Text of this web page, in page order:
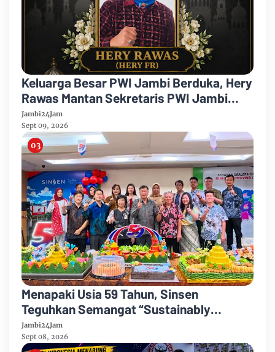
Keluarga Besar PWI Jambi Berduka, Hery
Rawas Mantan Sekretaris PWI Jambi
Tutup Usia
Jambi24Jam
Sept 09, 2026
Menapaki Usia 59 Tahun, Sinsen
Teguhkan Semangat “Sustainably
Growing”
Jambi24Jam
Sept 08, 2026